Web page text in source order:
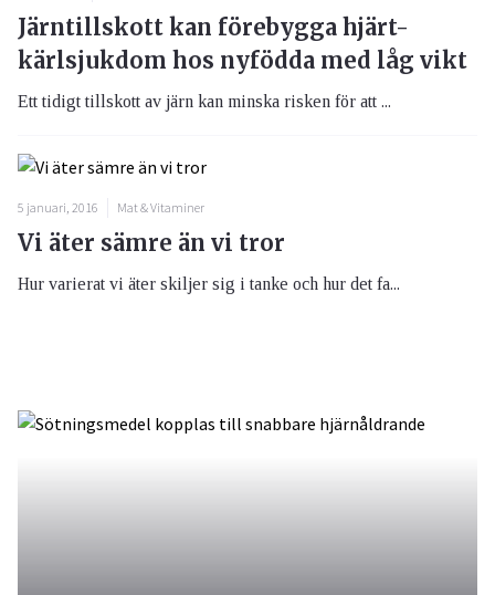
Järntillskott kan förebygga hjärt-
kärlsjukdom hos nyfödda med låg vikt
Ett tidigt tillskott av järn kan minska risken för att ...
5 januari, 2016 Mat & Vitaminer
Vi äter sämre än vi tror
Hur varierat vi äter skiljer sig i tanke och hur det fa...